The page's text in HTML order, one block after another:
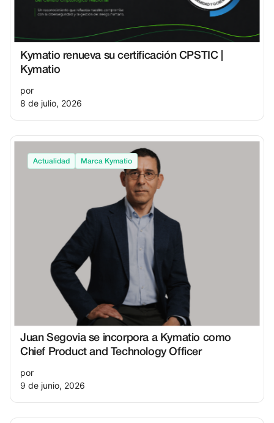
Kymatio renueva su certificación CPSTIC |
Kymatio
por
8 de julio, 2026
Actualidad Marca Kymatio
Juan Segovia se incorpora a Kymatio como
Chief Product and Technology Officer
por
9 de junio, 2026